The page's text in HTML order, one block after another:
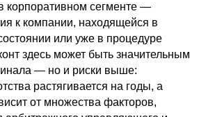
корпоративном сегменте —
к компании, находящейся в
или уже в процедуре
здесь может быть значительным
— но и риски выше:
растягивается на годы, а
от множества факторов,